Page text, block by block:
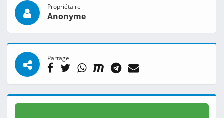
Propriétaire
Anonyme
Partage